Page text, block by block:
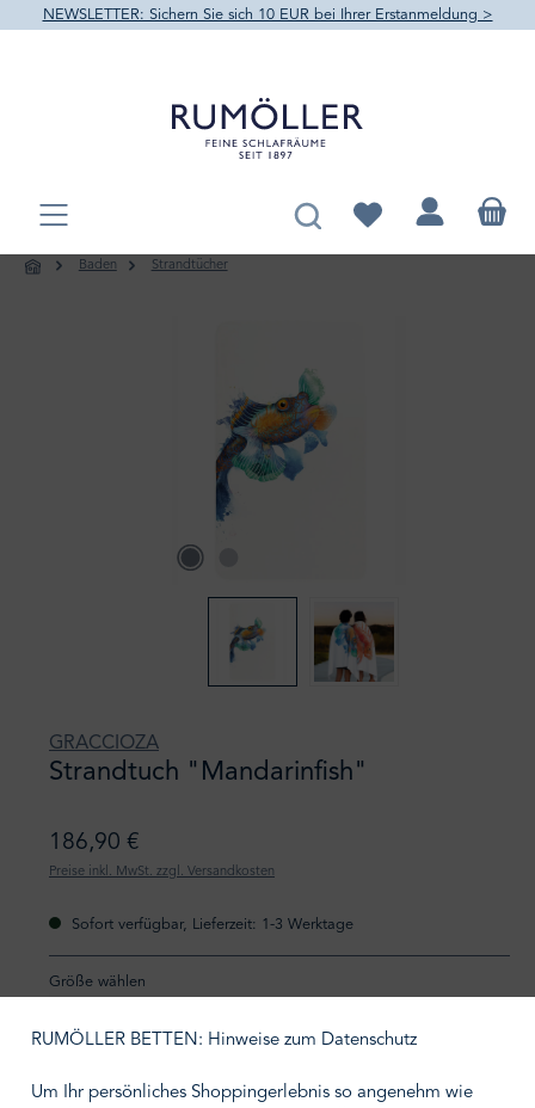
springen
NEWSLETTER: Sichern Sie sich 10 EUR bei Ihrer Erstanmeldung >
Du hast 0 Produkte
Baden Strandtücher
GRACCIOZA
Strandtuch "Mandarinfish"
186,90 €
Preise inkl. MwSt. zzgl. Versandkosten
Sofort verfügbar, Lieferzeit: 1-3 Werktage
Größe wählen
RUMÖLLER BETTEN: Hinweise zum Datenschutz
Um Ihr persönliches Shoppingerlebnis so angenehm wie